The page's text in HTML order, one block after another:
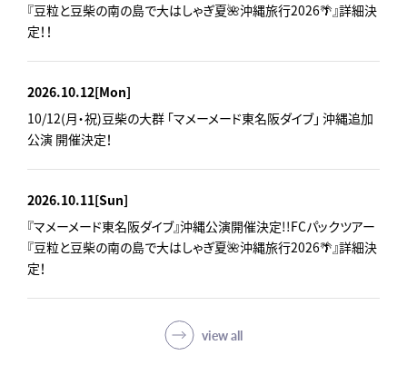
view all
『豆粒と豆柴の南の島で大はしゃぎ夏🌺沖縄旅行2026🌴』詳細決
定！！
2026.10.12[Mon]
10/12(月・祝)豆柴の大群 「マメーメード東名阪ダイブ」 沖縄追加
公演 開催決定！
2026.10.11[Sun]
『マメーメード東名阪ダイブ』沖縄公演開催決定!!FCパックツアー
『豆粒と豆柴の南の島で大はしゃぎ夏🌺沖縄旅行2026🌴』詳細決
定！